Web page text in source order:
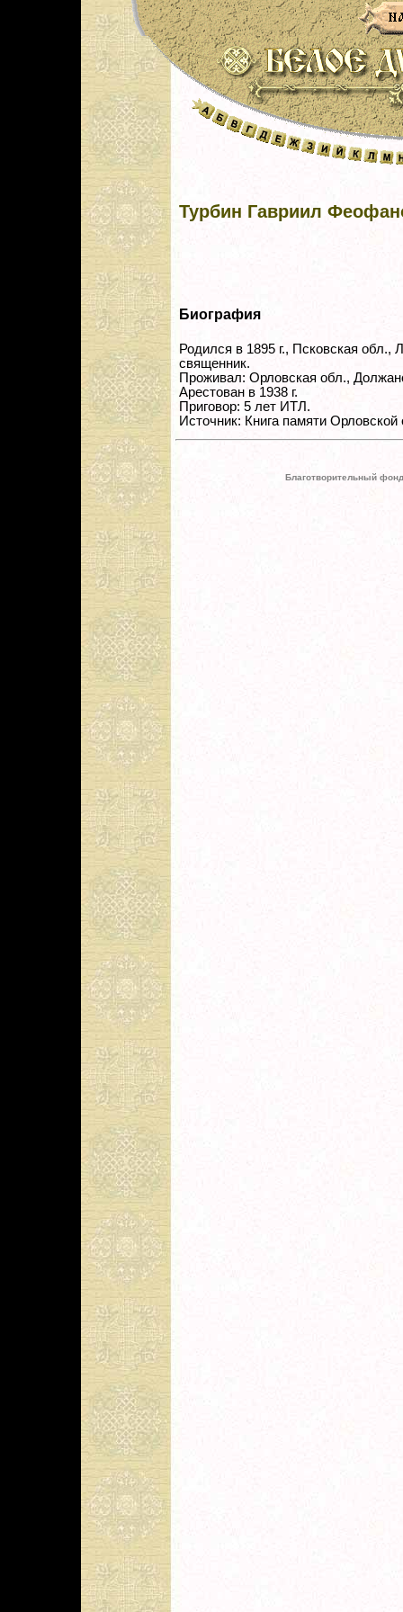
Турбин Гавриил
Биография
Родился в 1895 г., Псковская обл.,
священник.
Проживал: Орловская обл.,
Арестован в 1938 г.
Приговор: 5 лет ИТЛ.
Источник: Книга памяти Орловской
Благотворительный